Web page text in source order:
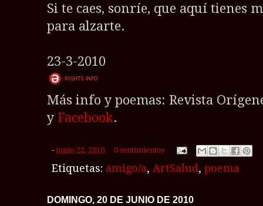
Si te caes, sonríe, que aquí tienes
para alzarte.
23-3-2010
Más info y poemas: Revista
y Facebook.
- junio 22, 2010 0 sentimientos
Etiquetas: amigo/a, ArtSalud, poema
DOMINGO, 20 DE JUNIO DE 2010